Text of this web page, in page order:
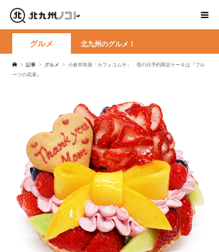
グルメ 北九州のグルメ！
記事 グルメ
小倉井筒屋「カフェコムサ」 母の日予約限定ケーキは『フル
ーツの花束』